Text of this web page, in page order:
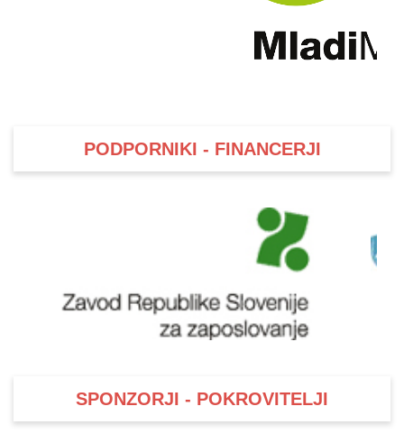
PODPORNIKI - FINANCERJI
SPONZORJI - POKROVITELJI